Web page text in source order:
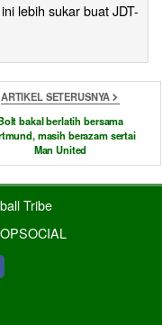
lebih sukar buat JDT-
ARTIKEL SETERUSNYA
bakal berlatih bersama
masih berazam sertai
Man United
Tribe